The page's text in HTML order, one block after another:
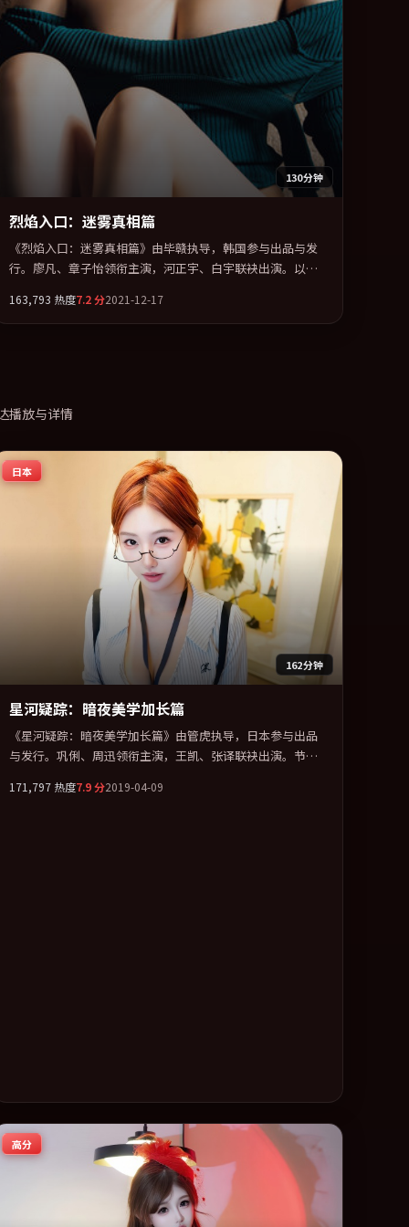
130分钟
烈焰入口：迷雾真相篇
《烈焰入口：迷雾真相篇》由毕赣执导，韩国参与出品与发
行。廖凡、章子怡领衔主演，河正宇、白宇联袂出演。以冷
骨架，在叙事、表演与视听上力求统一。定于 2021-05-24 在
内地院线及主流平台同步亮相，2021 年度话题片中口碑稳
163,793 热度7.2分2021-12-17
播放与详情
日本
162分钟
星河疑踪：暗夜美学加长篇
《星河疑踪：暗夜美学加长篇》由管虎执导，日本参与出品
与发行。巩俐、周迅领衔主演，王凯、张译联袂出演。节奏
型为骨架，在叙事、表演与视听上力求统一。定于 2019-02-
171,797热度7.9分2019-04-09
高分